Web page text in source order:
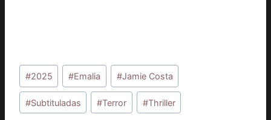
Etiquetas
de
la
#2025 #Emalia #Jamie Costa
#Subtituladas #Terror #Thriller